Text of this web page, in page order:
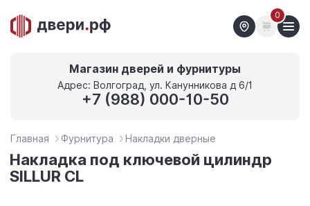
0
Магазин дверей и фурнитуры
Адрес: Волгоград, ул. Канунникова д 6/1
+7 (988) 000-10-50
Главная Фурнитура Накладки дверные
Накладка под ключевой цилиндр
SILLUR CL